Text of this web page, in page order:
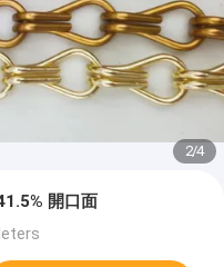
2/4
開口面